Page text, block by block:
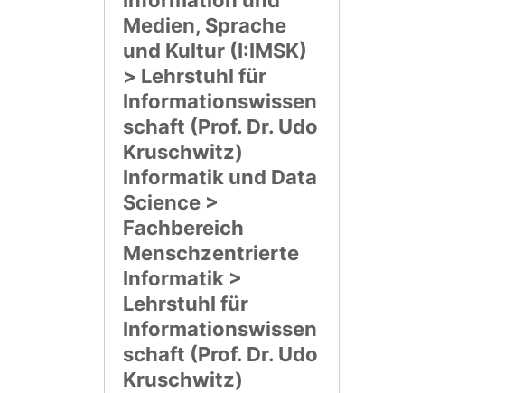
Medien, Sprache
und Kultur (I:IMSK)
> Lehrstuhl für
Informationswissen
schaft (Prof. Dr. Udo
Kruschwitz)
Informatik und Data
Science >
Fachbereich
Menschzentrierte
Informatik >
Lehrstuhl für
Informationswissen
schaft (Prof. Dr. Udo
Kruschwitz)